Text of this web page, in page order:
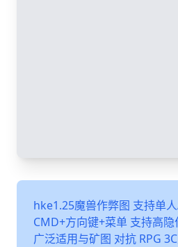
hke1.25魔兽作弊图 支持单
CMD+方向键+菜单 支持高隐
广泛适用与矿图 对抗 RPG